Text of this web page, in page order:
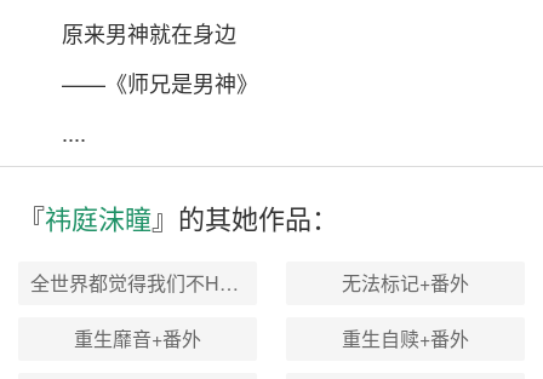
原来男神就在身边
——《师兄是男神》
....
『祎庭沫瞳』的其她作品：
全世界都觉得我们不He适+番外
无法标记+番外
重生靡音+番外
重生自赎+番外